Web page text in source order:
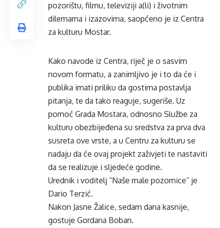
pozorištu, filmu, televiziji a(li) i životnim
dilemama i izazovima, saopćeno je iz Centra
za kulturu Mostar.
Kako navode iz Centra, riječ je o sasvim
novom formatu, a zanimljivo je i to da će i
publika imati priliku da gostima postavlja
pitanja, te da tako reaguje, sugeriše. Uz
pomoć Grada Mostara, odnosno Službe za
kulturu obezbijeđena su sredstva za prva dva
susreta ove vrste, a u Centru za kulturu se
nadaju da će ovaj projekt zaživjeti te nastaviti
da se realizuje i sljedeće godine.
Urednik i voditelj “Naše male pozornice” je
Dario Terzić.
Nakon Jasne Žalice, sedam dana kasnije,
gostuje Gordana Boban.